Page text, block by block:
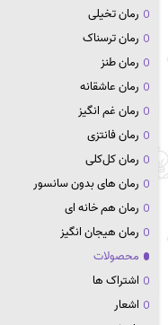
رمان تخیلی
رمان ترسناک
رمان طنز
رمان عاشقانه
رمان غم انگیز
رمان فانتزی
رمان کل‌کلی
رمان های بدون سانسور
رمان هم خانه ای
رمان هیجان انگیز
محصولات
اشتراک ها
اشعار